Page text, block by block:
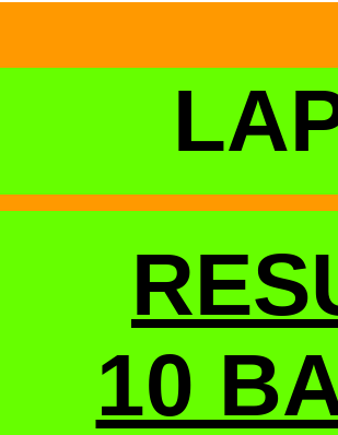
10